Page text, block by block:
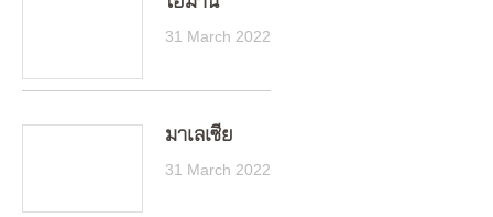
31 March 2022
มาเลเซีย
31 March 2022